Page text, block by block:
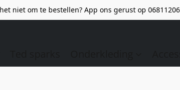
niet om te bestellen? App ons gerust op